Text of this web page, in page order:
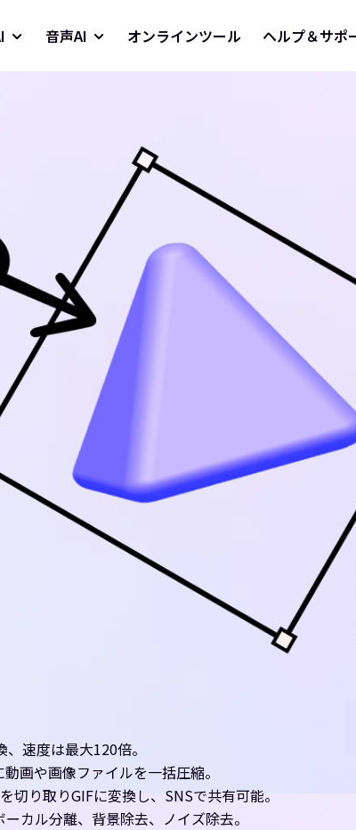
音声AI オンラインツール ヘルプ＆サポ
速度は最大120倍。
画や画像ファイルを一括圧縮。
切り取りGIFに変換し、SNSで共有可能。
カル分離、背景除去、ノイズ除去。